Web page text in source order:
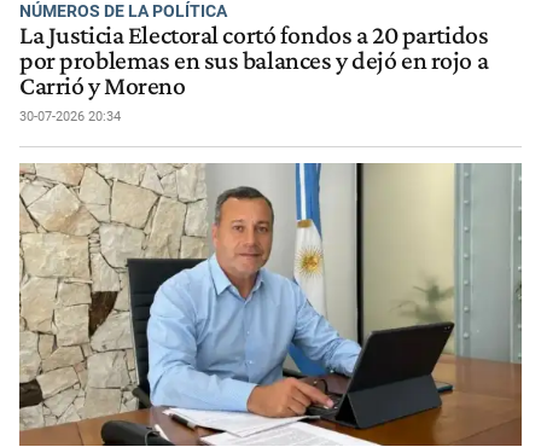
NÚMEROS DE LA POLÍTICA
La Justicia Electoral cortó fondos a 20 partidos
por problemas en sus balances y dejó en rojo a
Carrió y Moreno
30-07-2026 20:34